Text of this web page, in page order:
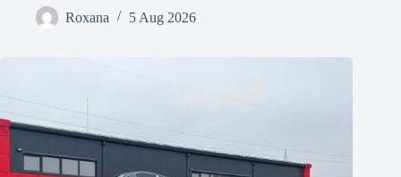
Roxana 5 Aug 2026